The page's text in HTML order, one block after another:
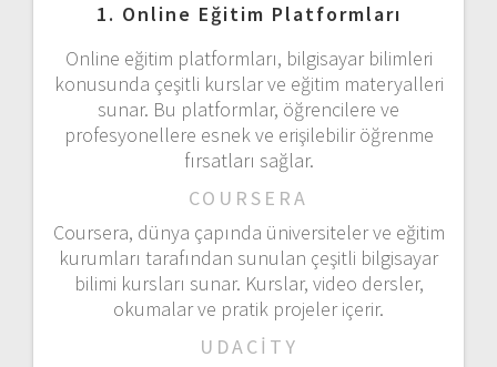
1. Online Eğitim Platformları
Online eğitim platformları, bilgisayar bilimleri
konusunda çeşitli kurslar ve eğitim materyalleri
sunar. Bu platformlar, öğrencilere ve
profesyonellere esnek ve erişilebilir öğrenme
fırsatları sağlar.
COURSERA
Coursera, dünya çapında üniversiteler ve eğitim
kurumları tarafından sunulan çeşitli bilgisayar
bilimi kursları sunar. Kurslar, video dersler,
okumalar ve pratik projeler içerir.
UDACITY